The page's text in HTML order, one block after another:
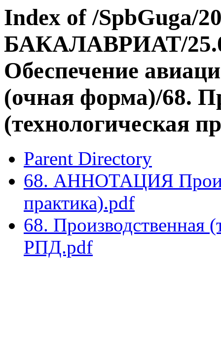
Index of /SpbGuga/
БАКАЛАВРИАТ/
Обеспечение
(очная форма)/68.
(технологическая
Parent Directory
68. АННОТАЦИЯ
практика).pdf
68. Производственная
РПД.pdf